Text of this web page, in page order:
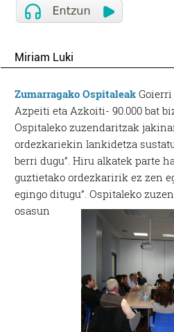
Miriam Luki
Zumarragako Ospitaleak Goierri
Azpeiti eta Azkoiti- 90.000 bat
Ospitaleko zuzendaritzak
ordezkariekin lankidetza
berri dugu”. Hiru alkatek parte
guztietako ordezkaririk ez zen
egingo ditugu”.Ospitaleko
osasun